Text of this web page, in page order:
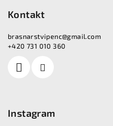
Kontakt
brasnarstvipenc@gmail.com
+420 731 010 360
Instagram